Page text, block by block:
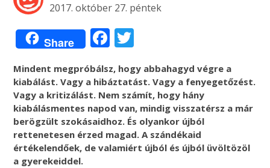
2017. október 27. péntek
Share Facebook
Mindent megpróbálsz, hogy abbahagyd végre a
kiabálást. Vagy a hibáztatást. Vagy a fenyegetőzést.
Vagy a kritizálást. Nem számít, hogy hány
kiabálásmentes napod van, mindig visszatérsz a már
berögzült szokásaidhoz. És olyankor újból
rettenetesen érzed magad. A szándékaid
értékelendőek, de valamiért újból és újból üvöltözöl
a gyerekeiddel.